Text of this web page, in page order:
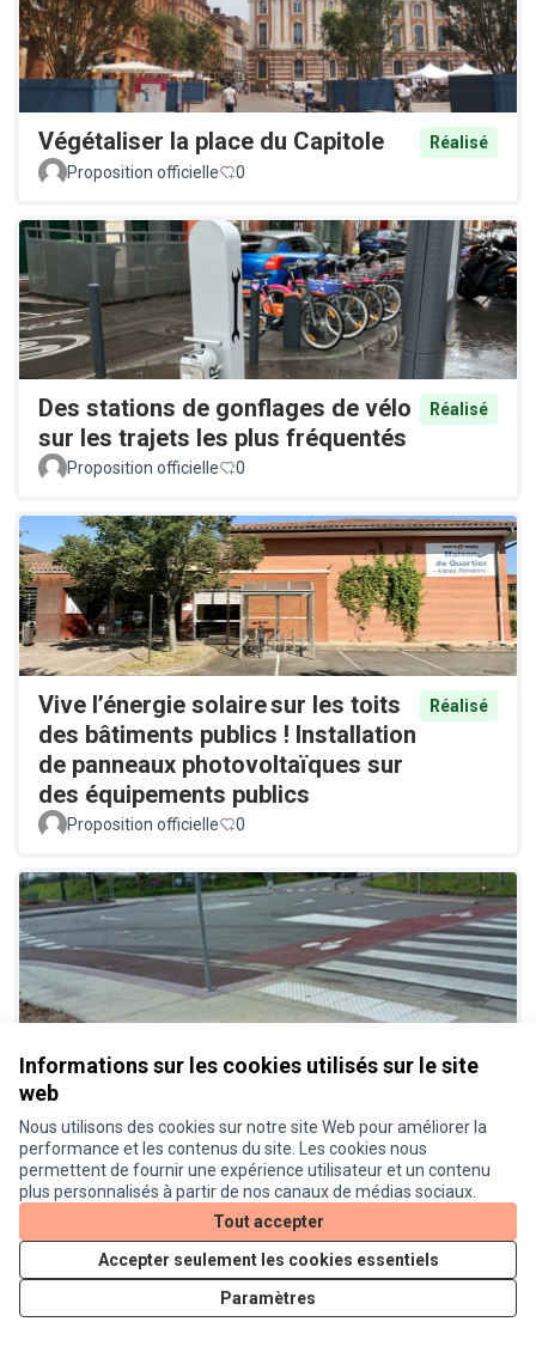
Informations sur les cookies utilisés sur le site
web
Nous utilisons des cookies sur notre site Web pour améliorer la
performance et les contenus du site. Les cookies nous
permettent de fournir une expérience utilisateur et un contenu
plus personnalisés à partir de nos canaux de médias sociaux.
Tout accepter
Accepter seulement les cookies essentiels
Paramètres
Végétaliser la place du Capitole
Réalisé
Proposition officielle
0
Des stations de gonflages de vélo
sur les trajets les plus fréquentés
Réalisé
Proposition officielle 0
Vive l’énergie solaire sur les toits
des bâtiments publics ! Installation
de panneaux photovoltaïques sur
des équipements publics
Réalisé
Proposition officielle 0
Végétalisation de la Zone
d’activités Thibaud
Réalisé
Proposition officielle 0